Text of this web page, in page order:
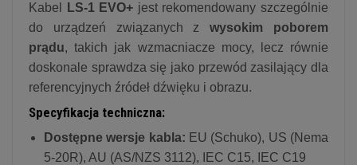
Kabel LS-1 EVO+ jest rekomendowany szczególnie
do urządzeń związanych zwysokim poborem
prądu, takich jak wzmacniacze mocy, lecz równie
doskonale sprawdza się jako przewód zasilający dla
referencyjnych źródeł dźwięku i obrazu.
Specyfikacja techniczna:
Dostępne wersje kabla: EU (Schuko), US (Nema
5-20R), AU (AS/NZS 3112), IEC C15, IEC C19